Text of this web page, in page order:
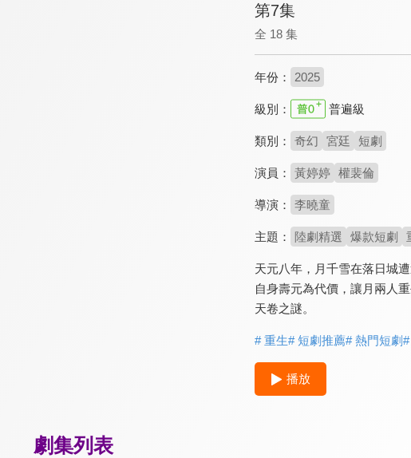
第7集
全 18 集
年份： 2025
級別： 普遍級
類別： 奇幻 宮廷 短劇
演員： 黃婷婷 權裴倫
導演： 李曉童
主題： 陸劇精選 爆款短劇
天元八年，月千雪在落日城
自身壽元為代價，讓月兩人
天卷之謎。
# 重生# 短劇推薦# 熱門短劇
播放
劇集列表